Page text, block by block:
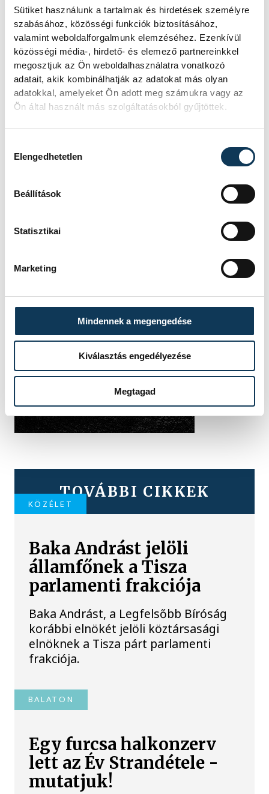
Sütiket használunk a tartalmak és hirdetések személyre
szabásához, közösségi funkciók biztosításához,
valamint weboldalforgalmunk elemzéséhez. Ezenkívül
közösségi média-, hirdető- és elemező partnereinkkel
megosztjuk az Ön weboldalhasználatra vonatkozó
adatait, akik kombinálhatják az adatokat más olyan
adatokkal, amelyeket Ön adott meg számukra vagy az
Ön által használt más szolgáltatásokból gyűjtöttek.
Elengedhetetlen
Beállítások
Statisztikai
Marketing
Mindennek a megengedése
Kiválasztás engedélyezése
Megtagad
TOVÁBBI CIKKEK
KÖZÉLET
Baka Andrást jelöli
államfőnek a Tisza
parlamenti frakciója
Baka Andrást, a Legfelsőbb Bíróság
korábbi elnökét jelöli köztársasági
elnöknek a Tisza párt parlamenti
frakciója.
BALATON
Egy furcsa halkonzerv
lett az Év Strandétele -
mutatjuk!